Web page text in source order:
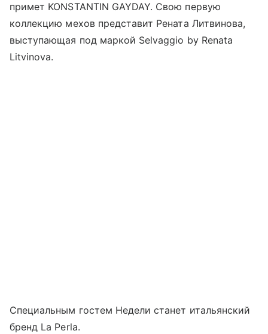
примет KONSTANTIN GAYDAY. Свою первую
коллекцию мехов представит Рената Литвинова,
выступающая под маркой Selvaggio by Renata
Litvinova.
Специальным гостем Недели станет итальянский
бренд La Perla.